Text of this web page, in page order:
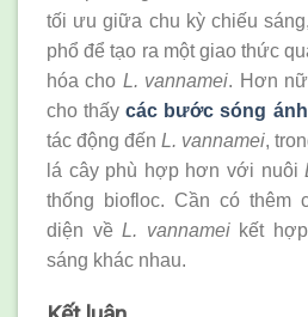
tối ưu giữa chu kỳ chiếu
phổ để tạo ra một giao thức
hóa cho L. vannamei. Hơn
cho thấycác bước sóng
tác động đến L. vannamei,
lá cây phù hợp hơn với nuôi
thống biofloc. Cần có thêm
diện về L. vannameikết hợp
sáng khác nhau.